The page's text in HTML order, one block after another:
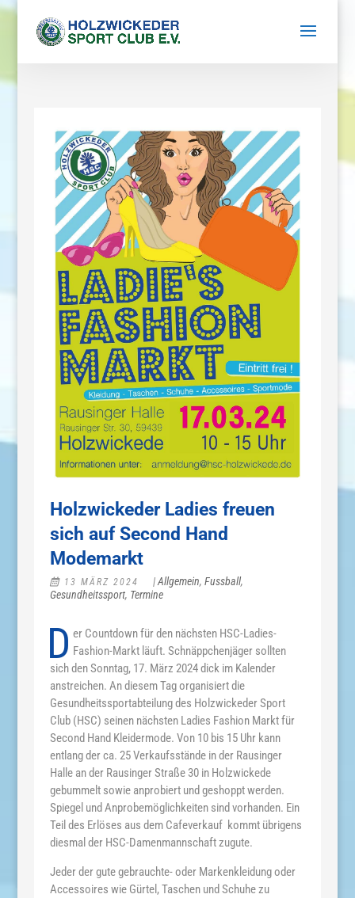
Holzwickeder Ladies freuen
sich auf Second Hand
Modemarkt
13 MÄRZ 2024 |Allgemein, Fussball,
Gesundheitssport, Termine
D er Countdown für den nächsten HSC-Ladies-
Fashion-Markt läuft. Schnäppchenjäger sollten
sich den Sonntag, 17. März 2024 dick im Kalender
anstreichen. An diesem Tag organisiert die
Gesundheitssportabteilung des Holzwickeder Sport
Club (HSC) seinen nächsten Ladies Fashion Markt für
Second Hand Kleidermode. Von 10 bis 15 Uhr kann
entlang der ca. 25 Verkaufsstände in der Rausinger
Halle an der Rausinger Straße 30 in Holzwickede
gebummelt sowie anprobiert und geshoppt werden.
Spiegel und Anprobemöglichkeiten sind vorhanden. Ein
Teil des Erlöses aus dem Cafeverkauf kommt übrigens
diesmal der HSC-Damenmannschaft zugute.
Jeder der gute gebrauchte- oder Markenkleidung oder
Accessoires wie Gürtel, Taschen und Schuhe zu